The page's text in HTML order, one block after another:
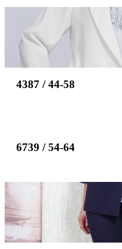
4387 / 44-58
6739 / 54-64